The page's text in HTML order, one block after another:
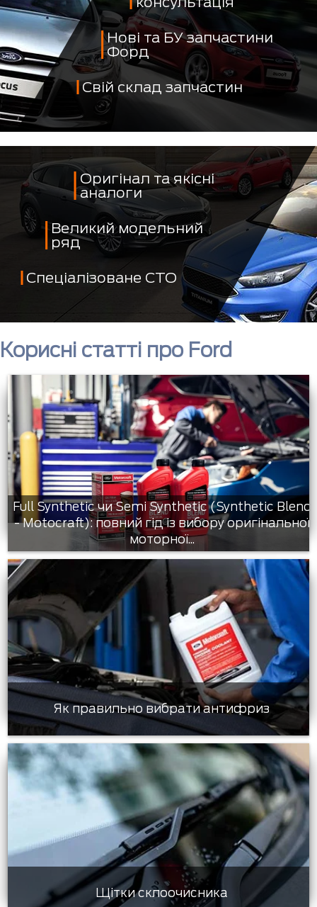
Нові та БУ запчастини
Форд
Свій склад запчастин
Оригінал та якісні
аналоги
Великий модельний
ряд
Спеціалізоване СТО
Корисні статті про Ford
Full Synthetic чи Semi Synthetic (Synthetic Blend
- Motocraft): повний гід із вибору оригінальної
моторної...
Як правильно вибрати антифриз
Щітки склоочисника